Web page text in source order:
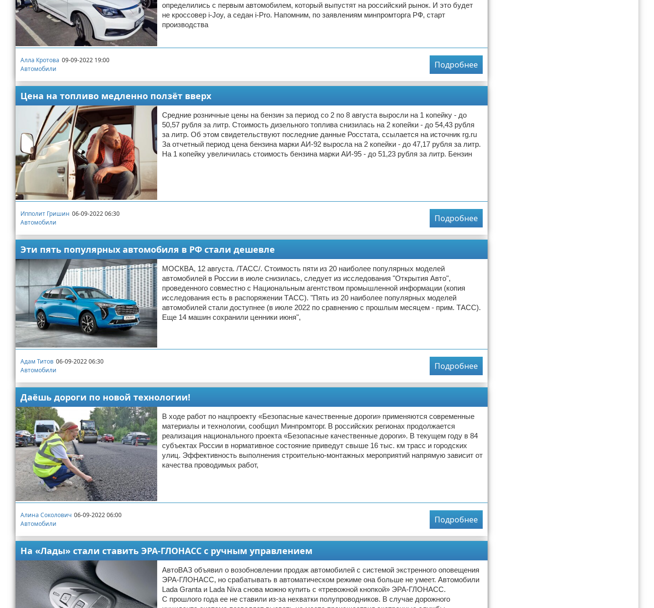
определились с первым автомобилем, который выпустят на российский рынок. И это будет
не кроссовер i-Joy, а седан i-Pro. Напомним, по заявлениям минпромторга РФ, старт
производства
Алла Кротова 09-09-2022 19:00
Автомобили
Подробнее
Цена на топливо медленно ползёт вверх
Средние розничные цены на бензин за период со 2 по 8 августа выросли на 1 копейку - до
50,57 рубля за литр. Стоимость дизельного топлива снизилась на 2 копейки - до 54,43 рубля
за литр. Об этом свидетельствуют последние данные Росстата, ссылается на источник rg.ru
За отчетный период цена бензина марки АИ-92 выросла на 2 копейки - до 47,17 рубля за литр.
На 1 копейку увеличилась стоимость бензина марки АИ-95 - до 51,23 рубля за литр. Бензин
Ипполит Гришин 06-09-2022 06:30
Автомобили
Подробнее
Эти пять популярных автомобиля в РФ стали дешевле
МОСКВА, 12 августа. /ТАСС/. Стоимость пяти из 20 наиболее популярных моделей
автомобилей в России в июле снизилась, следует из исследования "Открытия Авто",
проведенного совместно с Национальным агентством промышленной информации (копия
исследования есть в распоряжении ТАСС). "Пять из 20 наиболее популярных моделей
автомобилей стали доступнее (в июле 2022 по сравнению с прошлым месяцем - прим. ТАСС).
Еще 14 машин сохранили ценники июня",
Адам Титов 06-09-2022 06:30
Автомобили
Подробнее
Даёшь дороги по новой технологии!
В ходе работ по нацпроекту «Безопасные качественные дороги» применяются современные
материалы и технологии, сообщил Минпромторг. В российских регионах продолжается
реализация национального проекта «Безопасные качественные дороги». В текущем году в 84
субъектах России в нормативное состояние приведут свыше 16 тыс. км трасс и городских
улиц. Эффективность выполнения строительно-монтажных мероприятий напрямую зависит от
качества проводимых работ,
Алина Соколович 06-09-2022 06:00
Автомобили
Подробнее
На «Лады» стали ставить ЭРА-ГЛОНАСС с ручным управлением
АвтоВАЗ объявил о возобновлении продаж автомобилей с системой экстренного оповещения
ЭРА-ГЛОНАСС, но срабатывать в автоматическом режиме она больше не умеет. Автомобили
Lada Granta и Lada Niva снова можно купить с «тревожной кнопкой» ЭРА-ГЛОНАСС.
С прошлого года ее не ставили из-за нехватки полупроводников. В случае дорожного